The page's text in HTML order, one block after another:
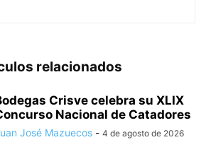
relacionados
Crisve celebra su XLIX
Nacional de Catadores
José Mazuecos - 4 de agosto de 2026